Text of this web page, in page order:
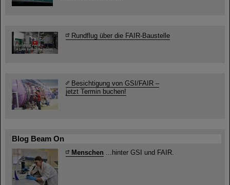
Rundflug über die FAIR-Baustelle
Besichtigung von GSI/FAIR –
jetzt Termin buchen!
Blog Beam On
Menschen ...hinter GSI und FAIR.